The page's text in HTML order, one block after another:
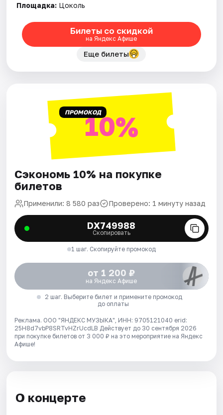
Площадка: Цоколь
Билеты со скидкой
на Яндекс Афише
Еще билеты
ПРОМОКОД10%
Сэкономь 10% на покупке
билетов
Применили: 8 580 раз Проверено: 1 минуту назад
DX749988
Скопировать
1 шаг. Скопируйте промокод
от 1 200 ₽
на Яндекс Афише
2 шаг. Выберите билет и примените промокод
до оплаты
Реклама. ООО "ЯНДЕКС МУЗЫКА", ИНН: 9705121040 erid:
25H8d7vbP8SRTvHZrUcdLB Действует до 30 сентября 2026
при покупке билетов от 3 000 ₽ на это мероприятие на Яндекс
Афише!
О концерте